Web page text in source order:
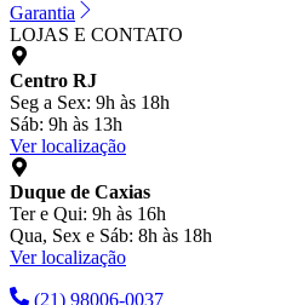
Garantia
LOJAS E CONTATO
Centro RJ
Seg a Sex: 9h às 18h
Sáb: 9h às 13h
Ver localização
Duque de Caxias
Ter e Qui: 9h às 16h
Qua, Sex e Sáb: 8h às 18h
Ver localização
(21) 98006-0037